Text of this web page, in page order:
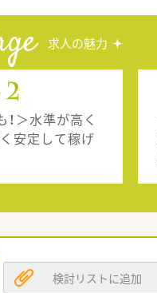
求人の魅力
＞水準が高く
安定して稼げ
検討リストに追加